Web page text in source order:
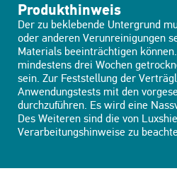
Produkthinweis
Der zu beklebende Untergrund
oder anderen Verunreinigungen
Materials beeinträchtigen
mindestens drei Wochen
sein. Zur Feststellung der
Anwendungstests mit den
durchzuführen. Es wird eine
Des Weiteren sind die von
Verarbeitungshinweise zu